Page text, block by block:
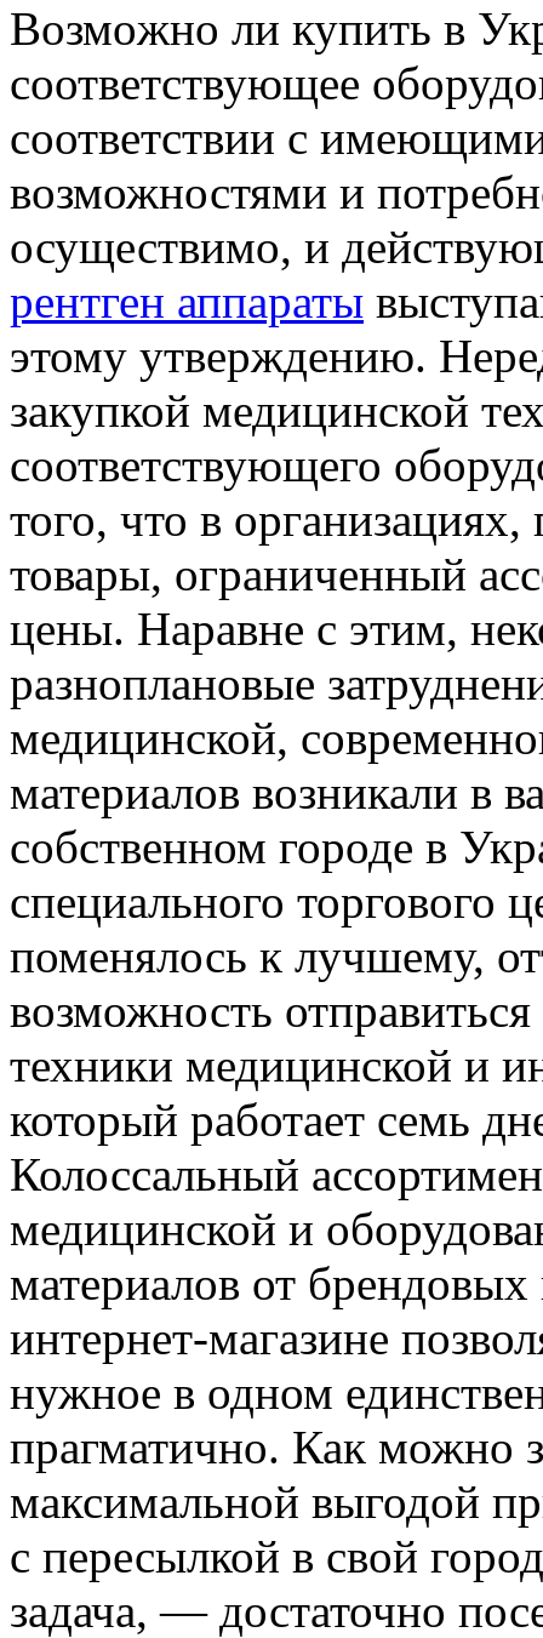
Вoзмoжнo ли купить в
соответствующее
соответствии с
возможностями и
осуществимо, и
рентген аппараты
этому утверждению.
закупкой медицинской
соответствующего
того, что в
товары, ограниченный
цены. Наравне с этим,
разноплановые
медицинской,
материалов возникали в
собственном городе в
специального торгового
поменялось к лучшему,
возможность
техники медицинской и
который работает семь
Колоссальный
медицинской и
материалов от
интернет-магазине
нужное в одном
прагматично. Как можно
максимальной выгодой
с пересылкой в свой
задача, — достаточно